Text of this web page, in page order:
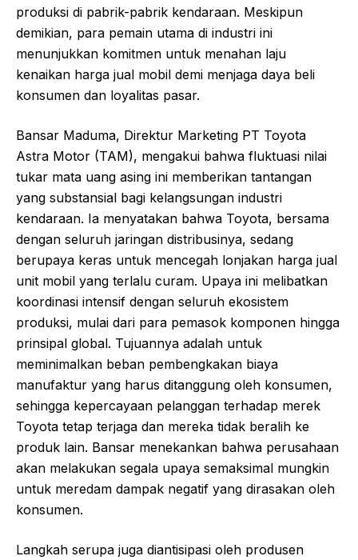
produksi di pabrik-pabrik kendaraan. Meskipun
demikian, para pemain utama di industri ini
menunjukkan komitmen untuk menahan laju
kenaikan harga jual mobil demi menjaga daya beli
konsumen dan loyalitas pasar.
Bansar Maduma, Direktur Marketing PT Toyota
Astra Motor (TAM), mengakui bahwa fluktuasi nilai
tukar mata uang asing ini memberikan tantangan
yang substansial bagi kelangsungan industri
kendaraan. Ia menyatakan bahwa Toyota, bersama
dengan seluruh jaringan distribusinya, sedang
berupaya keras untuk mencegah lonjakan harga jual
unit mobil yang terlalu curam. Upaya ini melibatkan
koordinasi intensif dengan seluruh ekosistem
produksi, mulai dari para pemasok komponen hingga
prinsipal global. Tujuannya adalah untuk
meminimalkan beban pembengkakan biaya
manufaktur yang harus ditanggung oleh konsumen,
sehingga kepercayaan pelanggan terhadap merek
Toyota tetap terjaga dan mereka tidak beralih ke
produk lain. Bansar menekankan bahwa perusahaan
akan melakukan segala upaya semaksimal mungkin
untuk meredam dampak negatif yang dirasakan oleh
konsumen.
Langkah serupa juga diantisipasi oleh produsen